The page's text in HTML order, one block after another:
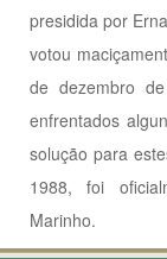
presidida por
votou
de dezembro
enfrentados
solução para
1988, foi
Marinho.